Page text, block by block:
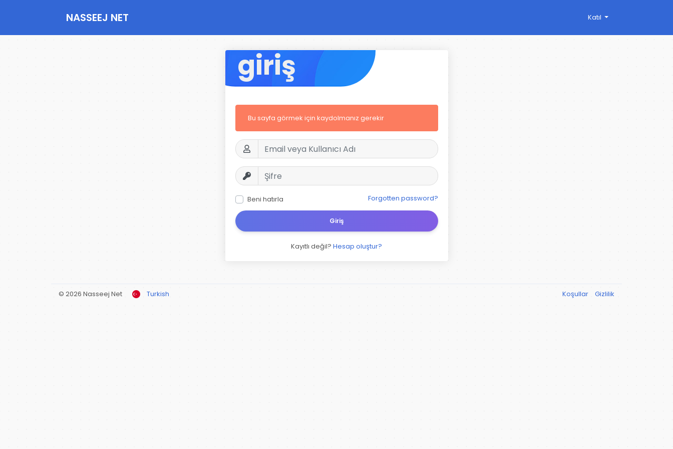
NASSEEJ NET Katıl
giriş
Bu sayfa görmek için kaydolmanız gerekir
Beni hatırla Forgotten password?
Giriş
Kayıtlı değil? Hesap oluştur?
© 2026 Nasseej Net Turkish Koşullar Gizlilik